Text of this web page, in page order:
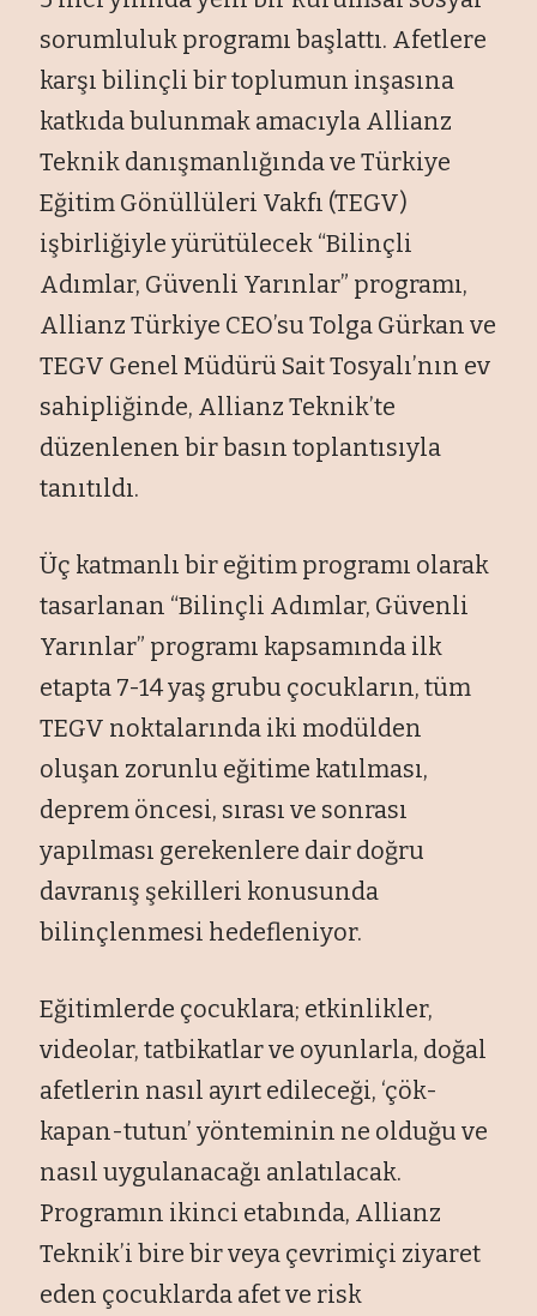
sorumluluk programı başlattı. Afetlere
karşı bilinçli bir toplumun inşasına
katkıda bulunmak amacıyla Allianz
Teknik danışmanlığında ve Türkiye
Eğitim Gönüllüleri Vakfı (TEGV)
işbirliğiyle yürütülecek “Bilinçli
Adımlar, Güvenli Yarınlar” programı,
Allianz Türkiye CEO’su Tolga Gürkan ve
TEGV Genel Müdürü Sait Tosyalı’nın ev
sahipliğinde, Allianz Teknik’te
düzenlenen bir basın toplantısıyla
tanıtıldı.
Üç katmanlı bir eğitim programı olarak
tasarlanan “Bilinçli Adımlar, Güvenli
Yarınlar” programı kapsamında ilk
etapta 7-14 yaş grubu çocukların, tüm
TEGV noktalarında iki modülden
oluşan zorunlu eğitime katılması,
deprem öncesi, sırası ve sonrası
yapılması gerekenlere dair doğru
davranış şekilleri konusunda
bilinçlenmesi hedefleniyor.
Eğitimlerde çocuklara; etkinlikler,
videolar, tatbikatlar ve oyunlarla, doğal
afetlerin nasıl ayırt edileceği, ‘çök-
kapan-tutun’ yönteminin ne olduğu ve
nasıl uygulanacağı anlatılacak.
Programın ikinci etabında, Allianz
Teknik’i bire bir veya çevrimiçi ziyaret
eden çocuklarda afet ve risk